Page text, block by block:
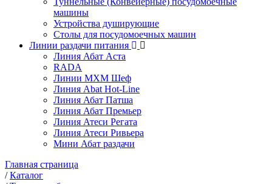
машины
Устройства душирующие
Столы для посудомоечных машин
Линии раздачи питания
Линия Абат Аста
RADA
Линии МХМ Шеф
Линия Abat Hot-Line
Линия Абат Патша
Линия Абат Премьер
Линия Атеси Регата
Линия Атеси Ривьера
Мини Абат раздачи
Главная страница
/Каталог